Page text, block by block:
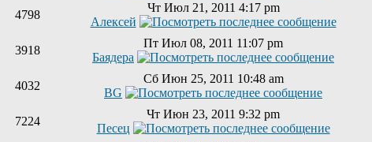
4798
Чт Июл 21, 2011 4:17 pm
Алексей
3918
Пт Июл 08, 2011 11:07 pm
Баядера
4032
Сб Июн 25, 2011 10:48 am
BG
7224
Чт Июн 23, 2011 9:32 pm
Песец